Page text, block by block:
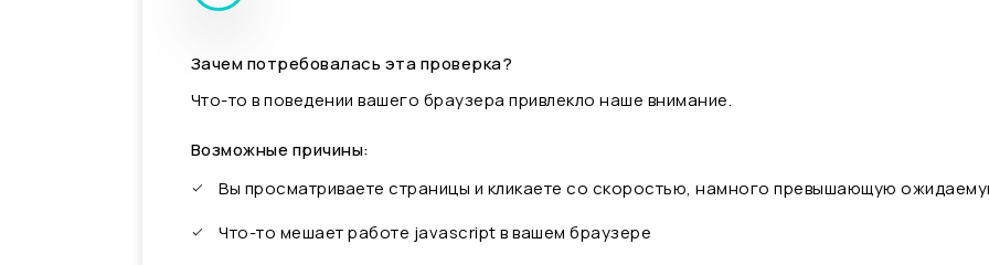
Зачем потребовалась эта проверка?
Что-то в поведении вашего браузера привлекло наше внимание.
Возможные причины:
Вы просматриваете страницы и кликаете со скоростью, намного превышающую
Что-то мешает работе javascript в вашем браузере